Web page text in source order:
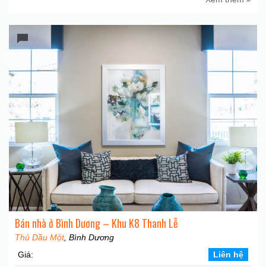
Bán nhà ở Bình Dương – Khu K8 Thanh Lễ
Thủ Dầu Một, Bình Dương
Giá:
Liên hệ